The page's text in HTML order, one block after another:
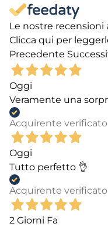
Le nostre recensioni
Clicca qui per
Precedente
Oggi
Veramente una
Acquirente verificato
Oggi
Tutto perfetto 👌
Acquirente verificato
2 Giorni Fa